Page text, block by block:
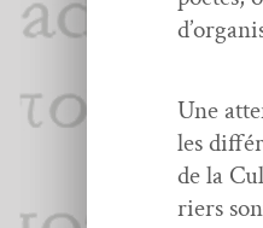
Une
les
de la
ri­ers